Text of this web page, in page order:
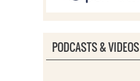
PODCASTS & VIDEOS